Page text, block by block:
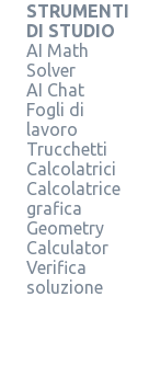
STRUMENTI
DI STUDIO
AI Math
Solver
AI Chat
Fogli di
lavoro
Trucchetti
Calcolatrici
Calcolatrice
grafica
Geometry
Calculator
Verifica
soluzione